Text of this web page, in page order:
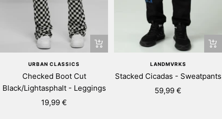
Snabbtitta
URBAN CLASSICS
Checked Boot Cut
Black/Lightasphalt - Leggings
Rea-
19,99 €
LANDMVRKS
Stacked Cicadas - Sweatpants
Rea-
59,99 €